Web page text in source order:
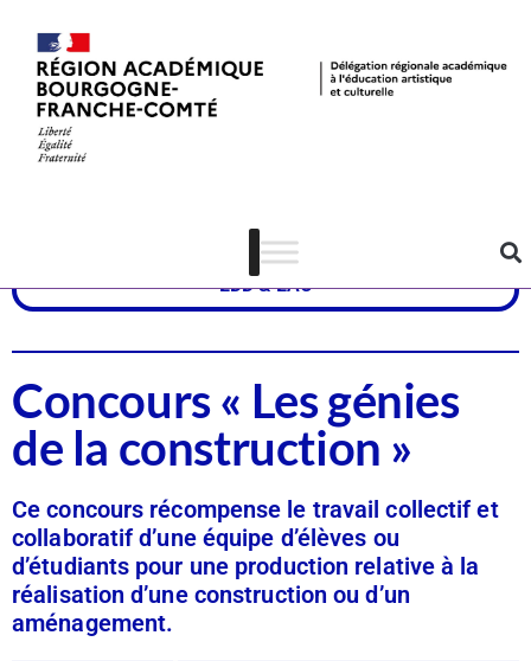
EDD & EAC
Concours « Les génies
de la construction »
Ce concours récompense le travail collectif et
collaboratif d’une équipe d’élèves ou
d’étudiants pour une production relative à la
réalisation d’une construction ou d’un
aménagement.